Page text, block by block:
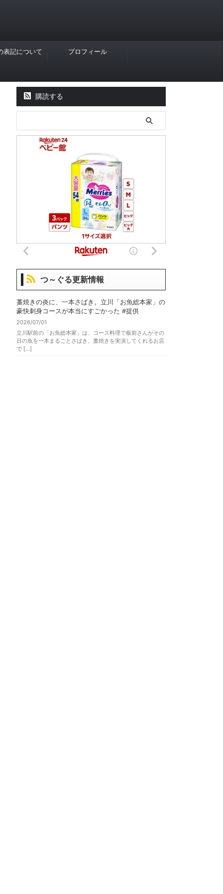
表記について プロフィール
購読する
つ～ぐる更新情報
藁焼きの炎に、一本さばき。立川「お魚総本家」の
豪快刺身コースが本当にすごかった #提供
2026/07/01
立川駅前の「お魚総本家」は、コース料理で板前さんがその
日の魚を一本まるごとさばき、藁焼きを実演してくれるお店
で […]